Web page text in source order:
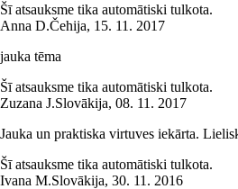
Šī atsauksme tika automātiski tulkota.
Anna D.Čehija, 15. 11. 2017
jauka tēma
Šī atsauksme tika automātiski tulkota.
Zuzana J.Slovākija, 08. 11. 2017
Jauka un praktiska virtuves iekārta.
Šī atsauksme tika automātiski tulkota.
Ivana M.Slovākija, 30. 11. 2016